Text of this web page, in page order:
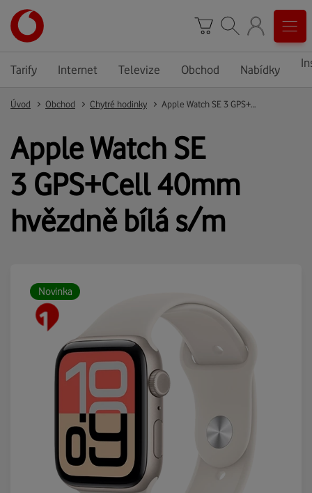
Tarify Internet Televize Obchod Nabídky
Úvod Obchod Chytré hodinky Apple Watch SE 3 GPS+Cell 40mm hvězdně bílá s/m
Apple Watch SE
3 GPS+Cell 40mm
hvězdně bílá s/m
Novinka